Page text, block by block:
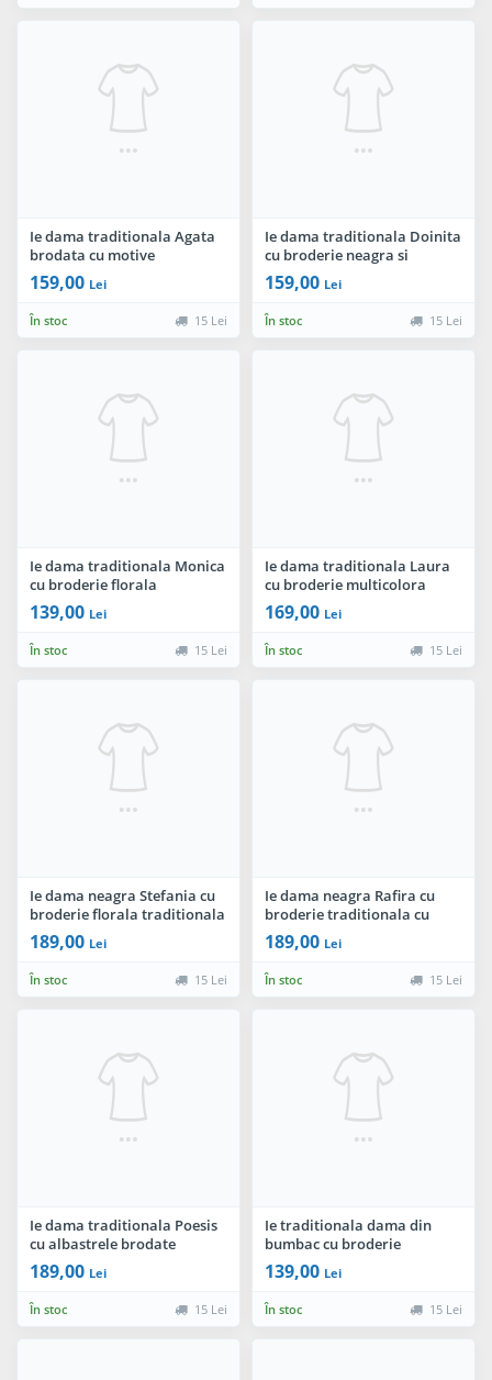
Ie dama traditionala Agata
brodata cu motive
geometrice
159,00 Lei
În stoc 15 Lei
Ie dama traditionala Doinita
cu broderie neagra si
maneca clopot
159,00 Lei
În stoc 15 Lei
Ie dama traditionala Monica
cu broderie florala
multicolora
139,00 Lei
În stoc 15 Lei
Ie dama traditionala Laura
cu broderie multicolora
169,00 Lei
În stoc 15 Lei
Ie dama neagra Stefania cu
broderie florala traditionala
189,00 Lei
În stoc 15 Lei
Ie dama neagra Rafira cu
broderie traditionala cu
simbolul rombului
189,00 Lei
În stoc 15 Lei
Ie dama traditionala Poesis
cu albastrele brodate
189,00 Lei
În stoc 15 Lei
Ie traditionala dama din
bumbac cu broderie
romaneasca
139,00 Lei
În stoc 15 Lei